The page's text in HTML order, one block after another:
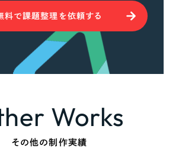
料で課題整理を依頼する
Works
その他の制作実績